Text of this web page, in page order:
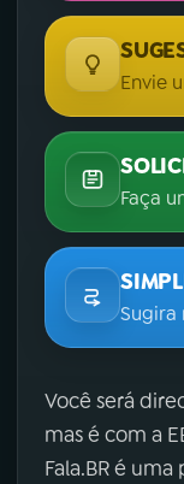
Envie
Faça
Sugira
Você será
mas é com a
Fala.BR é